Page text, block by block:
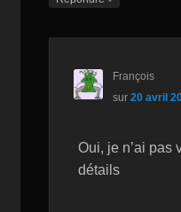
François
sur 20 avril
Oui, je n’ai pas
détails